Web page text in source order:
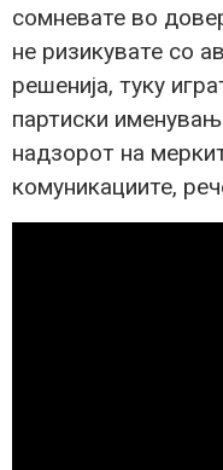
сомневате во
не ризикувате со
решенија, туку
партиски
надзорот на
комуникациите,